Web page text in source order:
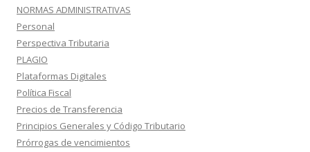
NORMAS ADMINISTRATIVAS
Personal
Perspectiva Tributaria
PLAGIO
Plataformas Digitales
Política Fiscal
Precios de Transferencia
Principios Generales y Código Tributario
Prórrogas de vencimientos